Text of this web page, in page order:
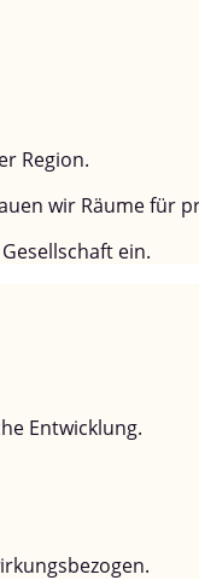
Region.
wir Räume für
ein.
Entwicklung.